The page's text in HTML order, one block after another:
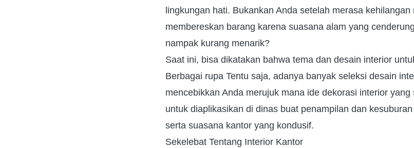
lingkungan hati. Bukankan Anda setelah merasa
membereskan barang karena suasana alam yang
nampak kurang menarik?
Saat ini, bisa dikatakan bahwa tema dan desain interior
Berbagai rupa Tentu saja, adanya banyak seleksi desain
mencebikkan Anda merujuk mana ide dekorasi interior
untuk diaplikasikan di dinas buat penampilan dan
serta suasana kantor yang kondusif.
Sekelebat Tentang Interior Kantor